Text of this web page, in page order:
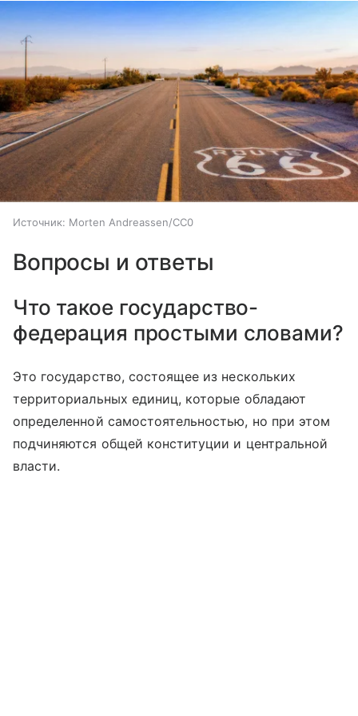
Источник: Morten Andreassen/CC0
Вопросы и ответы
Что такое государство-
федерация простыми словами?
Это государство, состоящее из нескольких
территориальных единиц, которые обладают
определенной самостоятельностью, но при этом
подчиняются общей конституции и центральной
власти.